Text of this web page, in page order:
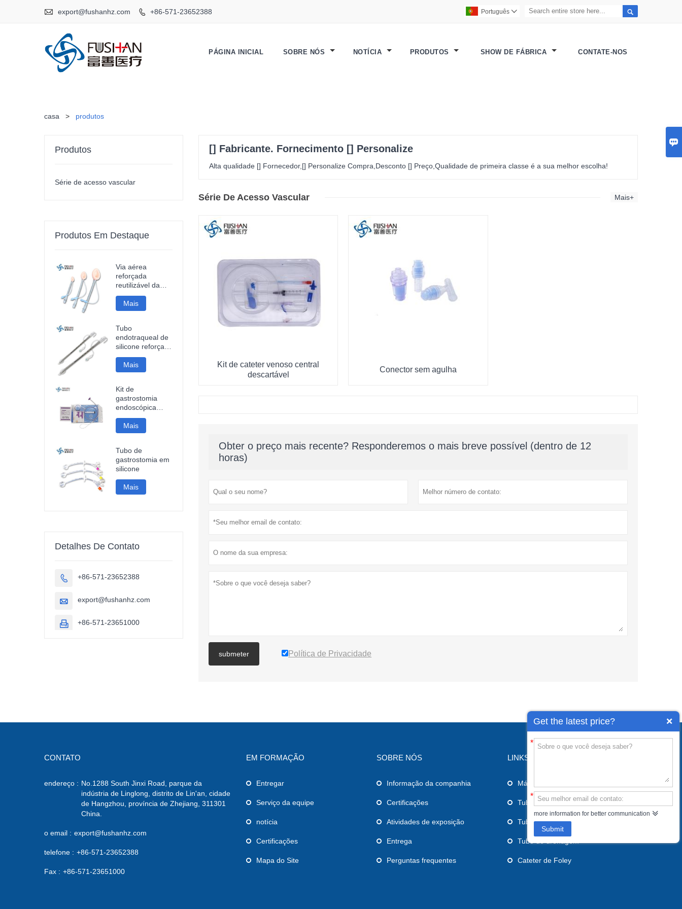

Get the latest price?
*
*
more information for better communication
Submit
 export@fushanhz.com  +86-571-23652388 
Português 
PÁGINA INICIAL SOBRE NÓS NOTÍCIA PRODUTOS SHOW DE FÁBRICA CONTATE-NOS
casa > produtos
[] Fabricante. Fornecimento [] Personalize
Alta qualidade [] Fornecedor,[] Personalize Compra,Desconto [] Preço,Qualidade de primeira classe é a sua melhor escolha!
Série De Acesso Vascular Mais+
Kit de cateter venoso central
descartável
Conector sem agulha
Obter o preço mais recente? Responderemos o mais breve possível (dentro de 12
horas)
submeter Política de Privacidade
Produtos
Série de acesso vascular
Produtos Em Destaque
Via aérea
reforçada
reutilizável da
máscara da
laringe do
silicone
Mais
Tubo
endotraqueal de
silicone reforçado
descartável
Mais
Kit de
gastrostomia
endoscópica
percutânea
Mais
Tubo de
gastrostomia em
silicone
Mais
Detalhes De Contato
 +86-571-23652388
 export@fushanhz.com
 +86-571-23651000
CONTATO
endereço : No.1288 South Jinxi Road, parque da
indústria de Linglong, distrito de Lin'an, cidade
de Hangzhou, província de Zhejiang, 311301
China.
o email : export@fushanhz.com
telefone : +86-571-23652388
Fax : +86-571-23651000
EM FORMAÇÃO
Entregar
Serviço da equipe
notícia
Certificações
Mapa do Site
SOBRE NÓS
Informação da companhia
Certificações
Atividades de exposição
Entrega
Perguntas frequentes
LINKS
Máscara laríngea das vias aéreas
Tubo endotraqueal
Tubo de alimentação
Tubo de drenagem
Cateter de Foley